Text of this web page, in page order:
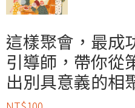
這樣聚會，最成
引導師，帶你從
出別具意義的相